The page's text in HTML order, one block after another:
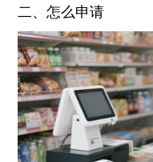
二、怎么申请